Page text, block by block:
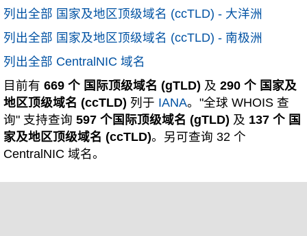
列出全部 国家及地区顶级域名 (ccTLD) - 大洋洲
列出全部 国家及地区顶级域名 (ccTLD) - 南极洲
列出全部 CentralNIC 域名
目前有 669 个 国际顶级域名 (gTLD) 及 290 个 国家及
地区顶级域名 (ccTLD) 列于 IANA。"全球 WHOIS 查
询" 支持查询 597 个国际顶级域名 (gTLD) 及 137 个 国
家及地区顶级域名 (ccTLD)。另可查询 32 个
CentralNIC 域名。